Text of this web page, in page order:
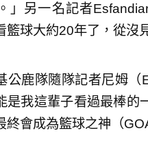
」另一名記者
籃球大約20年了，從沒
公鹿隊隨隊記者尼姆
是我這輩子看過最棒的
終會成為籃球之神（